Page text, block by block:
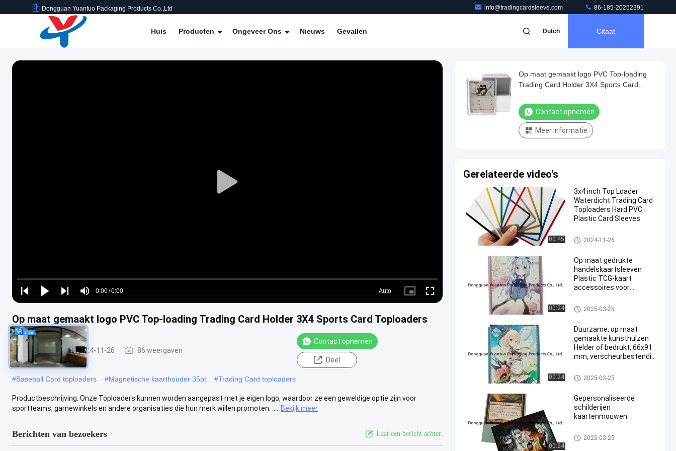
Dongguan Yuantuo Packaging Products Co.,Ltd info@tradingcardsleeve.com 86-185-20252391
Huis Producten Ongeveer Ons Nieuws Gevallen Dutch Citaat
Play
Play
Play
Play
Mute
Time
0:00/0:00
Loaded:
0%
Auto
Picture- Fullscreen
Op maat gemaakt logo PVC Top-loading Trading Card Holder 3X4 Sports Card Toploaders
2024-11-26 86 weergaven
Contact opnemen
Deel
#Baseball Card toploaders #Magnetische kaarthouder 35pt #Trading Card toploaders
Productbeschrijving: Onze Toploaders kunnen worden aangepast met je eigen logo, waardoor ze een geweldige optie zijn voor
sportteams, gamewinkels en andere organisaties die hun merk willen promoten. ....
Bekijk meer
Berichten van bezoekers Laat een bericht achter.
Op maat gemaakt logo PVC Top-loading
Trading Card Holder 3X4 Sports Card
Contact opnemen
Meer informatie
Gerelateerde video's
00:45
3x4 inch Top Loader
Waterdicht Trading Card
Toploaders Hard PVC
Plastic Card Sleeves
Topladers
2024-11-26
00:24
Op maat gedrukte
handelskaartsleeven
Plastic TCG-kaart
accessoires voor
Kunstkaarthoezen
2025-03-25
00:24
Duurzame, op maat
gemaakte kunsthulzen ️
Helder of bedrukt, 66x91
mm, verscheurbestendig,
kaartbescherming
Kunstkaarthoezen
2025-03-25
00:24
Gepersonaliseerde
schilderijen
kaartenmouwen
Kunstkaarthoezen
2025-03-25